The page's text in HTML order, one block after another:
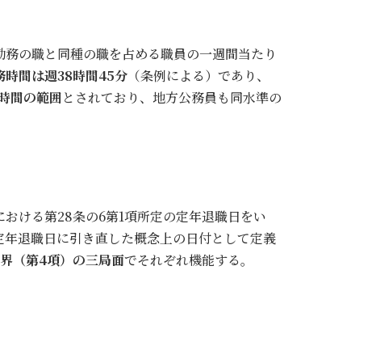
の職と同種の職を占める職員の一週間当たり
時間は週38時間45分 （条例による）であり、
間の範囲とされており、地方公務員も同水準の
ける第28条の6第1項所定の定年退職日をい
退職日に引き直した概念上の日付として定義
（第4項）の三局面でそれぞれ機能する。